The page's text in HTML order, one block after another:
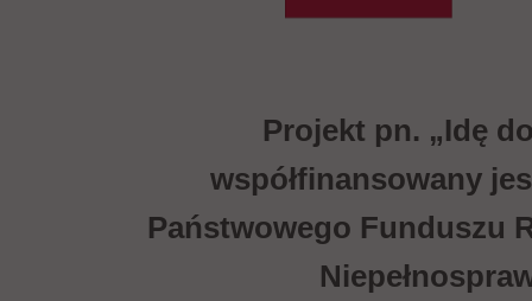
Projekt pn. „Idę
współfinansowany
Państwowego Funduszu